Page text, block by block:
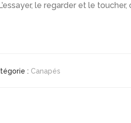
le regarder et le toucher,
: Canapés